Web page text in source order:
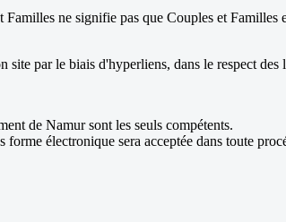
ne signifie pas que Couples et Familles
par le biais d'hyperliens, dans le respect des
de Namur sont les seuls compétents.
électronique sera acceptée dans toute